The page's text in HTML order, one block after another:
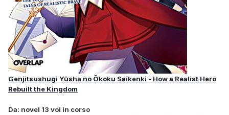
Genjitsushugi Yūsha no Ōkoku Saikenki - How a Realist Hero
Rebuilt the Kingdom
Da: novel 13 vol in corso